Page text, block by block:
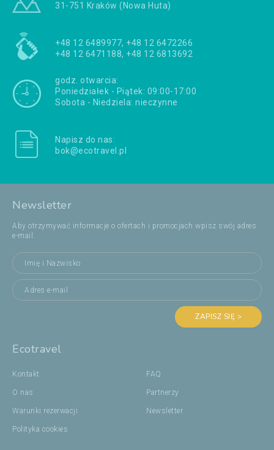
31-751 Kraków (Nowa Huta)
+48 12 6489977, +48 12 6472266
+48 12 6471188, +48 12 6813692
godz. otwarcia:
Poniedziałek - Piątek: 09:00-17:00
Sobota - Niedziela: nieczynne
Napisz do nas:
bok@ecotravel.pl
Newsletter
Aby otrzymywać informacje o ofertach i promocjach wpisz swój adres
e-mail:
ZAPISZ SIĘ >
Ecotravel
Kontakt
O nas
Warunki rezerwacji
Polityka cookies
FAQ
Partnerzy
Newsletter